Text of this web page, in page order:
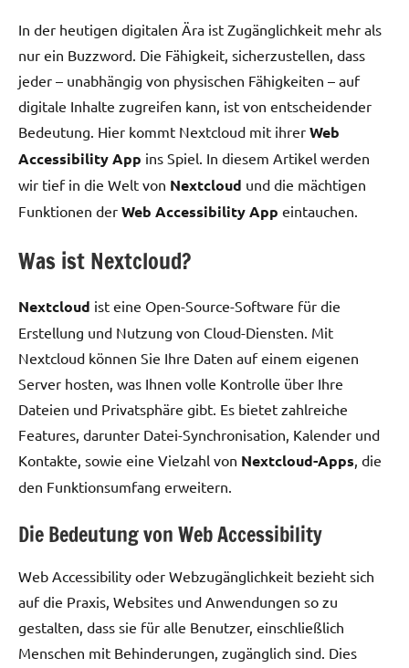
In der heutigen digitalen Ära ist Zugänglichkeit mehr als
nur ein Buzzword. Die Fähigkeit, sicherzustellen, dass
jeder – unabhängig von physischen Fähigkeiten – auf
digitale Inhalte zugreifen kann, ist von entscheidender
Bedeutung. Hier kommt Nextcloud mit ihrer Web
Accessibility App ins Spiel. In diesem Artikel werden
wir tief in die Welt von Nextcloud und die mächtigen
Funktionen der Web Accessibility App eintauchen.
Was ist Nextcloud?
Nextcloud ist eine Open-Source-Software für die
Erstellung und Nutzung von Cloud-Diensten. Mit
Nextcloud können Sie Ihre Daten auf einem eigenen
Server hosten, was Ihnen volle Kontrolle über Ihre
Dateien und Privatsphäre gibt. Es bietet zahlreiche
Features, darunter Datei-Synchronisation, Kalender und
Kontakte, sowie eine Vielzahl von Nextcloud-Apps , die
den Funktionsumfang erweitern.
Die Bedeutung von Web Accessibility
Web Accessibility oder Webzugänglichkeit bezieht sich
auf die Praxis, Websites und Anwendungen so zu
gestalten, dass sie für alle Benutzer, einschließlich
Menschen mit Behinderungen, zugänglich sind. Dies